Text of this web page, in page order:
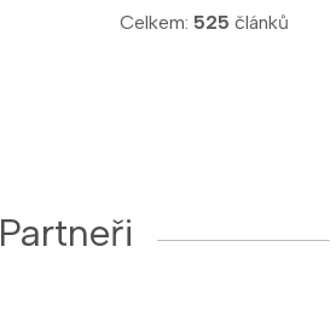
Celkem: 525 článků
Partneři